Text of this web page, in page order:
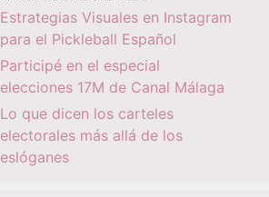
Estrategias Visuales en Instagram
para el Pickleball Español
Participé en el especial
elecciones 17M de Canal Málaga
Lo que dicen los carteles
electorales más allá de los
eslóganes